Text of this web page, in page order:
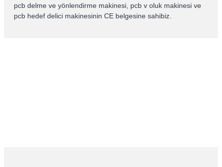
pcb delme ve yönlendirme makinesi, pcb v oluk makinesi ve
pcb hedef delici makinesinin CE belgesine sahibiz.